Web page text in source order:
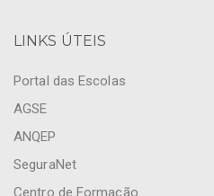
LINKS ÚTEIS
Portal das Escolas
AGSE
ANQEP
SeguraNet
Centro de Formação